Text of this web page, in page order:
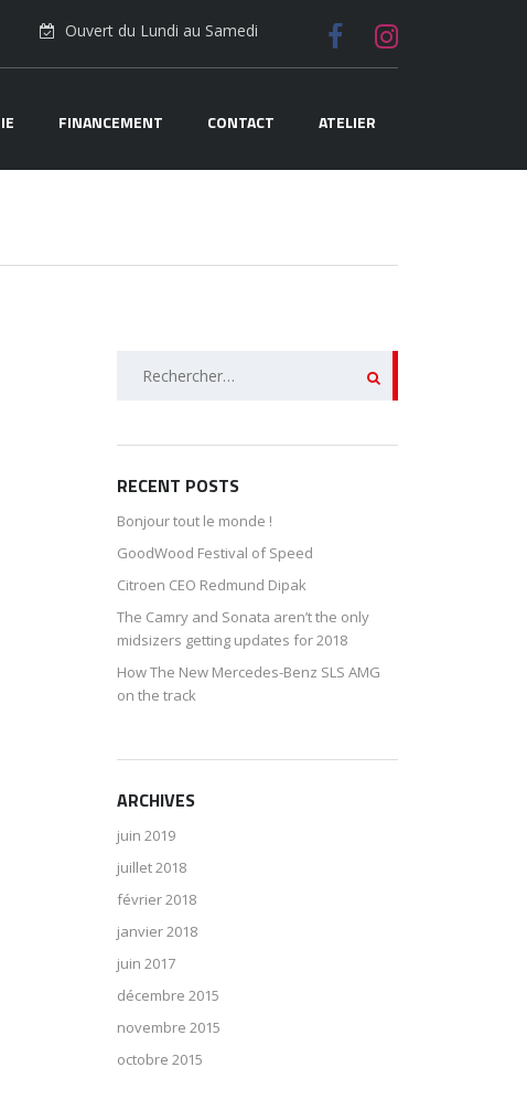
Ouvert du Lundi au Samedi
FINANCEMENT CONTACT ATELIER
RECENT POSTS
Bonjour tout le monde !
GoodWood Festival of Speed
Citroen CEO Redmund Dipak
The Camry and Sonata aren’t the only
midsizers getting updates for 2018
How The New Mercedes-Benz SLS AMG
on the track
ARCHIVES
juin 2019
juillet 2018
février 2018
janvier 2018
juin 2017
décembre 2015
novembre 2015
octobre 2015